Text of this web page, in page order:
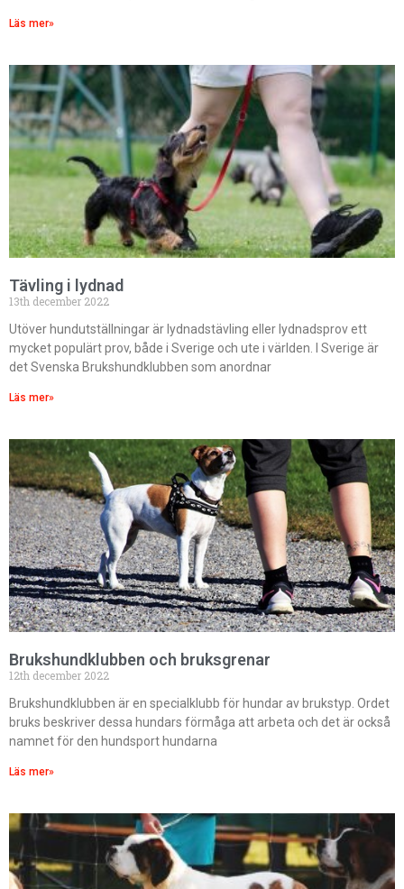
Läs mer»
Tävling i lydnad
13th december 2022
Utöver hundutställningar är lydnadstävling eller lydnadsprov ett
mycket populärt prov, både i Sverige och ute i världen. I Sverige är
det Svenska Brukshundklubben som anordnar
Läs mer»
Brukshundklubben och bruksgrenar
12th december 2022
Brukshundklubben är en specialklubb för hundar av brukstyp. Ordet
bruks beskriver dessa hundars förmåga att arbeta och det är också
namnet för den hundsport hundarna
Läs mer»